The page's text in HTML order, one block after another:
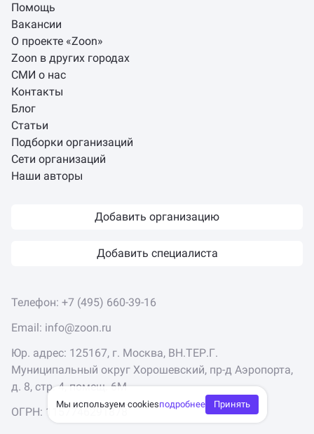
Помощь
Вакансии
О проекте «Zoon»
Zoon в других городах
СМИ о нас
Контакты
Блог
Статьи
Подборки организаций
Сети организаций
Наши авторы
Добавить организацию
Добавить специалиста
Телефон: +7 (495) 660-39-16
Email: info@zoon.ru
Юр. адрес: 125167, г. Москва, ВН.ТЕР.Г.
Муниципальный округ Хорошевский, пр-д Аэропорта,
д. 8, стр. 4, помещ. 6М
ОГРН: 1157746291878
Мы используем cookiesподробнее Принять